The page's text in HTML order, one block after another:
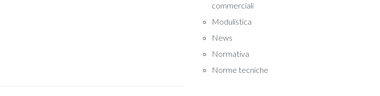
commerciali
Modulistica
News
Normativa
Norme tecniche